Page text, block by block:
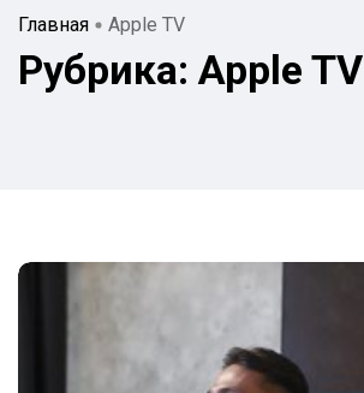
Главная Apple TV
Рубрика:Apple TV